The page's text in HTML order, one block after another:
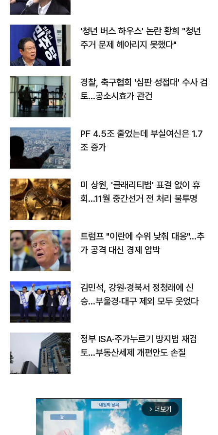
'청년 버스 하우스' 논란 황희 "청년
주거 문제 헤아리지 못했다"
경찰, 축구협회 '심판 성접대' 수사 검
토…공소시효가 관건
PF 4.5조 줄었는데 부실여신은 1.7
조 증가
미 상원, '클래리티법' 표결 없이 휴
회…11월 중간선거 전 처리 불투명
트럼프 "이란에 수위 낮춰 대응"…추
가 공격 대신 경제 압박
김민석, 강원·경북서 정청래에 신
승…부울경·대구 제외 모두 웃었다
정부 ISA·주가누르기 방지법 재검
토…부동산세제 개편안도 손질
arrow_forward_ios 더보기